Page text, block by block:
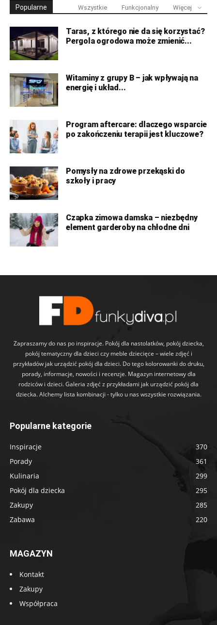
Popularne Wszystkie Funkcjonalny Więcej
Taras, z którego nie da się korzystać?
Pergola ogrodowa może zmienić...
Witaminy z grupy B – jak wpływają na
energię i układ...
Program aftercare: dlaczego wsparcie
po zakończeniu terapii jest kluczowe?
Pomysły na zdrowe przekąski do
szkoły i pracy
Czapka zimowa damska – niezbędny
element garderoby na chłodne dni
Zapraszamy do nas po inspiracje. Pokój dla nastolatków, pokój dziecka,
pokój tematyczny dla dzieci czy meble dziecięce – wiele zdjęć i
przykładów jak urządzić pokój dla dzieci. Do tego kolorowanki do druku,
porady, informacje, nowości i recenzje. Magazyn internetowy dla
rodziców i dzieci. Galeria zdjęć z przykładami jak urządzić pokój dla
dziecka. Alchemy lista kombinacji - tylko u nas wszystkie rozwiązania.
Popularne kategorie
Inspiracje
370
Porady
361
Kulinaria
299
Pokój dla dziecka
295
Zakupy
285
Zabawa
220
MAGAZYN
Kontakt
Zakupy
Współpraca